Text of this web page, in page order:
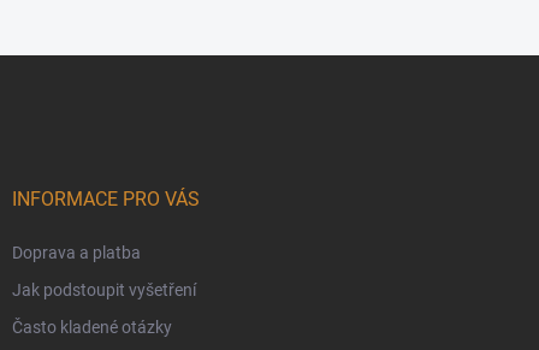
INFORMACE PRO VÁS
Doprava a platba
Jak podstoupit vyšetření
Často kladené otázky